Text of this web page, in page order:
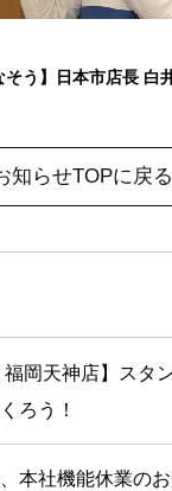
そう】日本市店長 白
知らせTOPに戻る
福岡天神店】スタ
ろう！
本社機能休業の